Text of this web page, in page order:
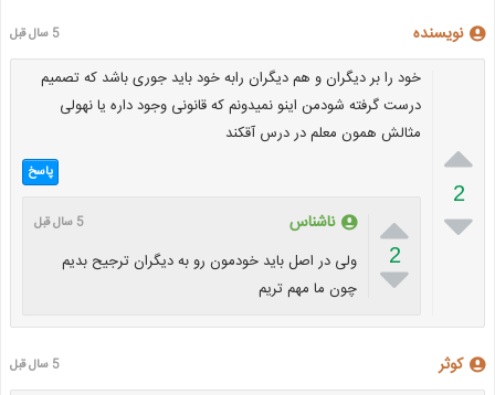
نویسنده 5 سال قبل

2

خود را بر دیگران و هم دیگران رابه خود باید جوری باشد که تصمیم
درست گرفته شودمن اینو نمیدونم که قانونی وجود داره یا نهولی
مثالش همون معلم در درس آقکند
پاسخ

2

ناشناس 5 سال قبل
ولی در اصل باید خودمون رو به دیگران ترجیح بدیم
چون ما مهم تریم
کوثر 5 سال قبل